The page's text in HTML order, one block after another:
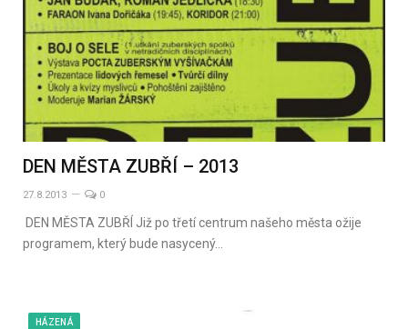
DEN MĚSTA ZUBŘÍ – 2013
27.8.2013 0
DEN MĚSTA ZUBŘÍ Již po třetí centrum našeho města ožije
programem, který bude nasycený…
HÁZENÁ